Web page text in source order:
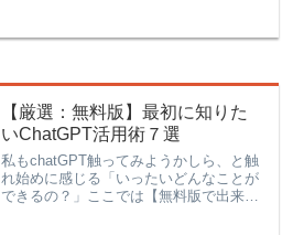
入を検討されている方もいるのではない
【厳選：無料版】最初に知りた
いChatGPT活用術７選
私もchatGPT触ってみようかしら、と触
れ始めに感じる「いったいどんなことが
できるの？」ここでは【無料版で出来